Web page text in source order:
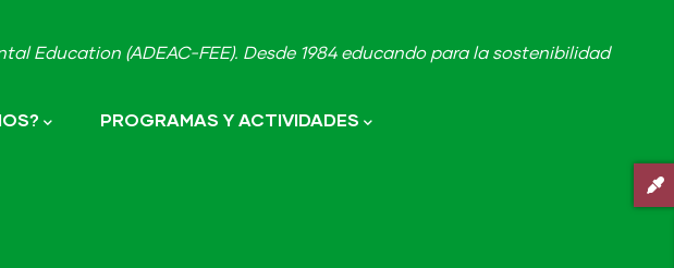
Education (ADEAC-FEE). Desde 1984 educando para la sostenibilidad
PROGRAMAS Y ACTIVIDADES